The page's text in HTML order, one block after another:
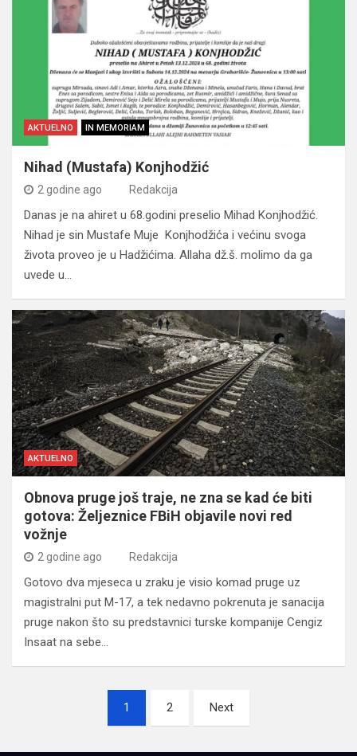
AKTUELNO IN MEMORIAM
Nihad (Mustafa) Konjhodžić
2 godine ago Redakcija
Danas je na ahiret u 68.godini preselio Mihad Konjhodžić.
Nihad je sin Mustafe Muje Konjhodžića i većinu svoga
života proveo je u Hadžićima. Allaha dž.š. molimo da ga
uvede u…
AKTUELNO
Obnova pruge još traje, ne zna se kad će biti
gotova: Željeznice FBiH objavile novi red
vožnje
2 godine ago Redakcija
Gotovo dva mjeseca u zraku je visio komad pruge uz
magistralni put M-17, a tek nedavno pokrenuta je sanacija
pruge nakon što su predstavnici turske kompanije Cengiz
Insaat na sebe…
1 2 Next